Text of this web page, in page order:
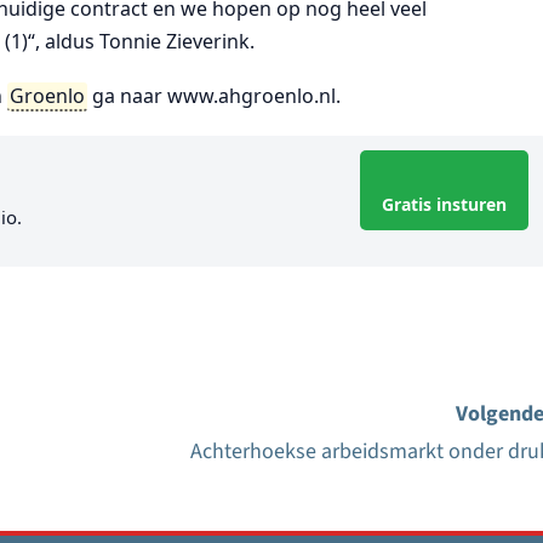
contract en we hopen op nog heel veel
aldus Tonnie Zieverink.
Groenlo ga naar www.ahgroenlo.nl.
Gratis insturen
Achterhoekse arbeidsmarkt onder